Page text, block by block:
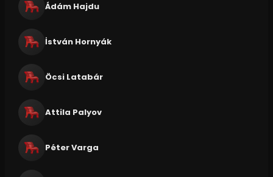
Ádám Hajdu
İstván Hornyák
Öcsi Latabár
Attila Palyov
Péter Varga